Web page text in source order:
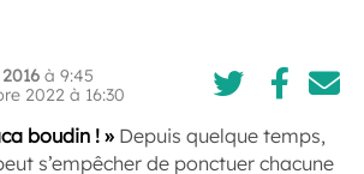
à 9:45
2022 à 16:30
boudin ! » Depuis quelque temps,
s’empêcher de ponctuer chacune